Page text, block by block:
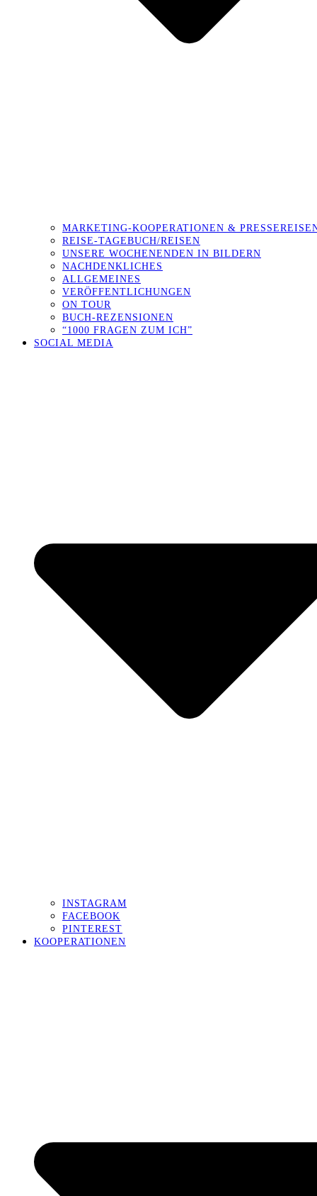
MARKETING-KOOPERATIONEN &
REISE-TAGEBUCH/REISEN
UNSERE WOCHENENDEN IN BILDERN
NACHDENKLICHES
ALLGEMEINES
VERÖFFENTLICHUNGEN
ON TOUR
BUCH-REZENSIONEN
“1000 FRAGEN ZUM ICH”
SOCIAL MEDIA
INSTAGRAM
FACEBOOK
PINTEREST
KOOPERATIONEN